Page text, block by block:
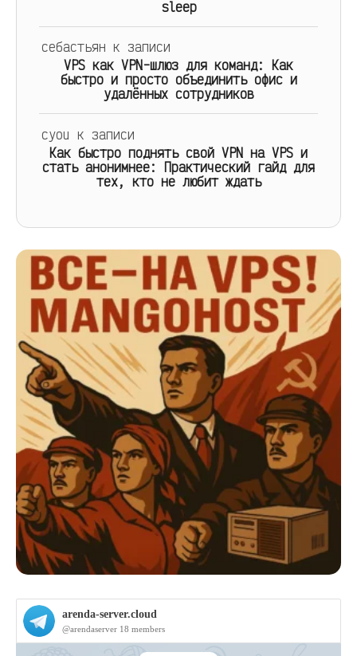
sleep
себастьян к записи
VPS как VPN-шлюз для команд: Как
быстро и просто объединить офис и
удалённых сотрудников
cyou к записи
Как быстро поднять свой VPN на VPS и
стать анонимнее: Практический гайд для
тех, кто не любит ждать